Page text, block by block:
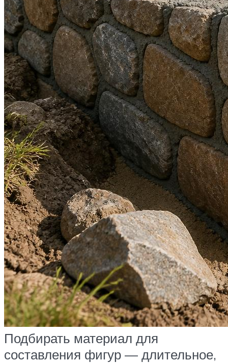
Подбирать материал для
составления фигур — длительное,